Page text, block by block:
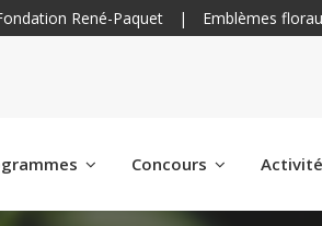
René-Paquet | Emblèmes
Concours